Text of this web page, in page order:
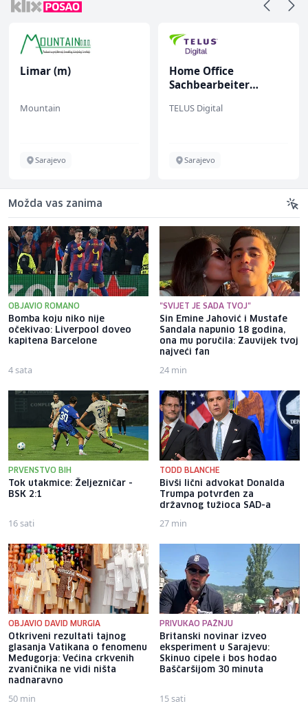
Limar (m)
Mountain
Sarajevo
Home Office
Sachbearbeiter
bekannten deutschen
TELUS Digital
Sarajevo
Možda vas zanima
OBJAVIO ROMANO
Bomba koju niko nije
očekivao: Liverpool doveo
kapitena Barcelone
4 sata
"SVIJET JE SADA TVOJ"
Sin Emine Jahović i Mustafe
Sandala napunio 18 godina,
ona mu poručila: Zauvijek tvoj
najveći fan
24 min
PRVENSTVO BIH
Tok utakmice: Željezničar -
BSK 2:1
16 sati
TODD BLANCHE
Bivši lični advokat Donalda
Trumpa potvrđen za
državnog tužioca SAD-a
27 min
OBJAVIO DAVID MURGIA
Otkriveni rezultati tajnog
glasanja Vatikana o fenomenu
Međugorja: Većina crkvenih
zvaničnika ne vidi ništa
nadnaravno
50 min
PRIVUKAO PAŽNJU
Britanski novinar izveo
eksperiment u Sarajevu:
Skinuo cipele i bos hodao
Baščaršijom 30 minuta
15 sati